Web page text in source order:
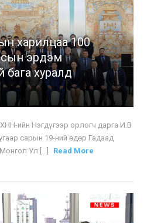
харилцаа 100
эрдэм
хуралд
ийн Нэгдүгээр орлогч дарга И.В
сарын 19-ний өдөр Гадаад
Ул [...]
Read More